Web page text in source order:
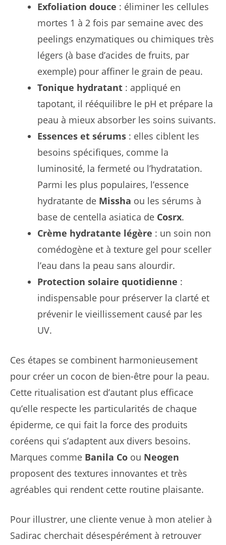
Exfoliation douce : éliminer les cellules
mortes 1 à 2 fois par semaine avec des
peelings enzymatiques ou chimiques très
légers (à base d’acides de fruits, par
exemple) pour affiner le grain de peau.
Tonique hydratant : appliqué en
tapotant, il rééquilibre le pH et prépare la
peau à mieux absorber les soins suivants.
Essences et sérums : elles ciblent les
besoins spécifiques, comme la
luminosité, la fermeté ou l’hydratation.
Parmi les plus populaires, l’essence
hydratante de Missha ou les sérums à
base de centella asiatica de Cosrx.
Crème hydratante légère : un soin non
comédogène et à texture gel pour sceller
l’eau dans la peau sans alourdir.
Protection solaire quotidienne :
indispensable pour préserver la clarté et
prévenir le vieillissement causé par les
UV.
Ces étapes se combinent harmonieusement
pour créer un cocon de bien-être pour la peau.
Cette ritualisation est d’autant plus efficace
qu’elle respecte les particularités de chaque
épiderme, ce qui fait la force des produits
coréens qui s’adaptent aux divers besoins.
Marques comme Banila Co ou Neogen
proposent des textures innovantes et très
agréables qui rendent cette routine plaisante.
Pour illustrer, une cliente venue à mon atelier à
Sadirac cherchait désespérément à retrouver